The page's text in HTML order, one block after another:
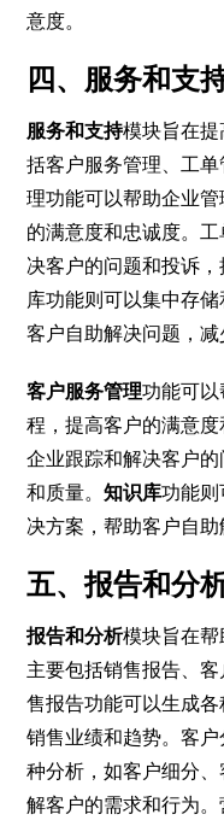
意度。
四、服务和支
服务和支持模块旨在
括客户服务管理、工
理功能可以帮助企业
的满意度和忠诚度。
决客户的问题和投诉
库功能则可以集中存
客户自助解决问题，减
客户服务管理功能可
程，提高客户的满意
企业跟踪和解决客户
和质量。知识库功能
决方案，帮助客户自助
五、报告和分
报告和分析模块旨在帮
主要包括销售报告、
售报告功能可以生成
销售业绩和趋势。客
种分析，如客户细分
解客户的需求和行为